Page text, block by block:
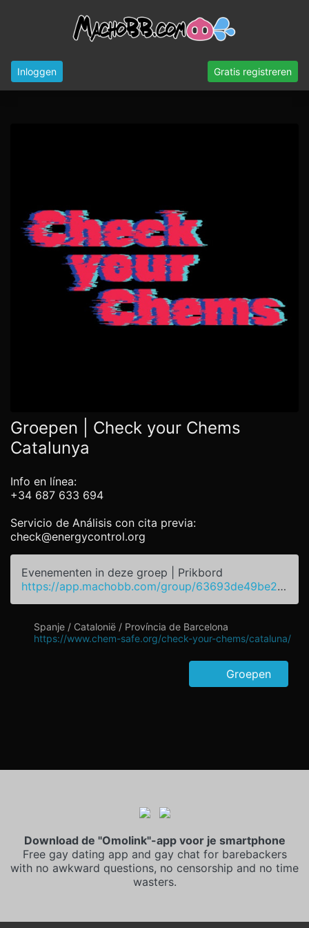
Inloggen Gratis registreren
Groepen | Check your Chems
Catalunya
Info en línea:
+34 687 633 694
Servicio de Análisis con cita previa:
check@energycontrol.org
Evenementen in deze groep | Prikbord
https://app.machobb.com/group/63693de49be2cc175b4281e3
Spanje / Catalonië / Província de Barcelona
https://www.chem-safe.org/check-your-chems/cataluna/
Groepen
Download de "Omolink"-app voor je smartphone
Free gay dating app and gay chat for barebackers
with no awkward questions, no censorship and no time
wasters.